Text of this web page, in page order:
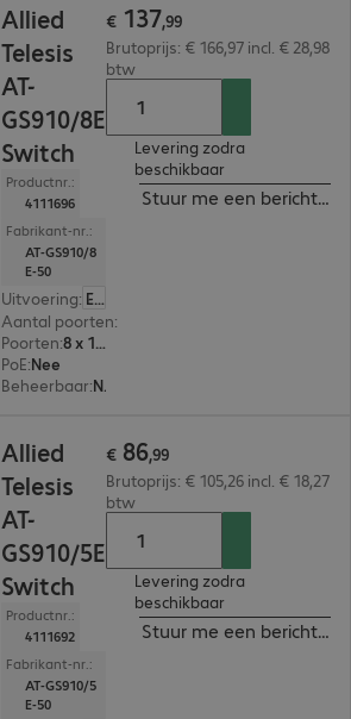
Allied
Telesis
AT-
GS910/8E
Switch
Productnr.:
4111696
Fabrikant-nr.:
AT-GS910/8
E-50
Uitvoering: Europa
Aantal poorten:
Poorten:
8 x 10/100/1000 RJ45
PoE:Nee
Beheerbaar: Nee
€ 137,99
Brutoprijs: € 166,97 incl. € 28,98
btw
Levering zodra
beschikbaar
Stuur me een bericht
Allied
Telesis
AT-
GS910/5E
Switch
Productnr.:
4111692
Fabrikant-nr.:
AT-GS910/5
E-50
€ 86,99
Brutoprijs: € 105,26 incl. € 18,27
btw
Levering zodra
beschikbaar
Stuur me een bericht